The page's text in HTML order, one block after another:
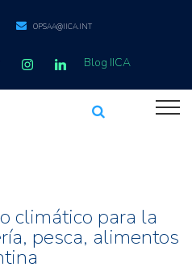
OPSAA@IICA.INT
Blog IICA
climático para la
pesca, alimentos